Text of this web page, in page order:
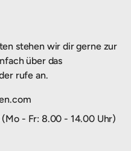
stehen wir dir gerne zur
über das
rufe an.
- Fr: 8.00 - 14.00 Uhr)